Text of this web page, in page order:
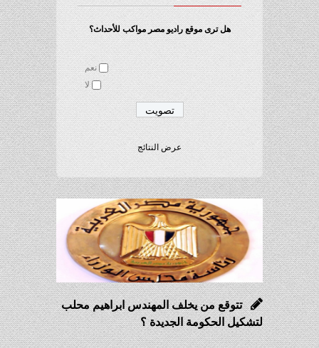
هل ترى موقع راديو مصر مواكب للأحداث؟
نعم
لا
عرض النتائج
تتوقع من يخلف المهندس ابراهيم محلب
لتشكيل الحكومة الجديدة ؟